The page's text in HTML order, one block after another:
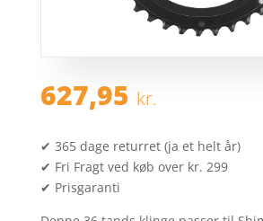
627,95 kr.
✔ 365 dage returret (ja et helt år)
✔ Fri Fragt ved køb over kr. 299
✔ Prisgaranti